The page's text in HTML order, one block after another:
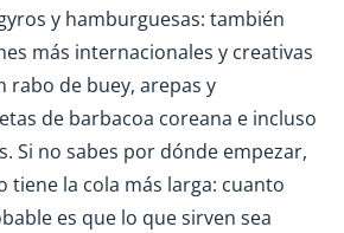
y hamburguesas: también
más internacionales y creativas
rabo de buey, arepas y
de barbacoa coreana e incluso
Si no sabes por dónde empezar,
tiene la cola más larga: cuanto
es que lo que sirven sea